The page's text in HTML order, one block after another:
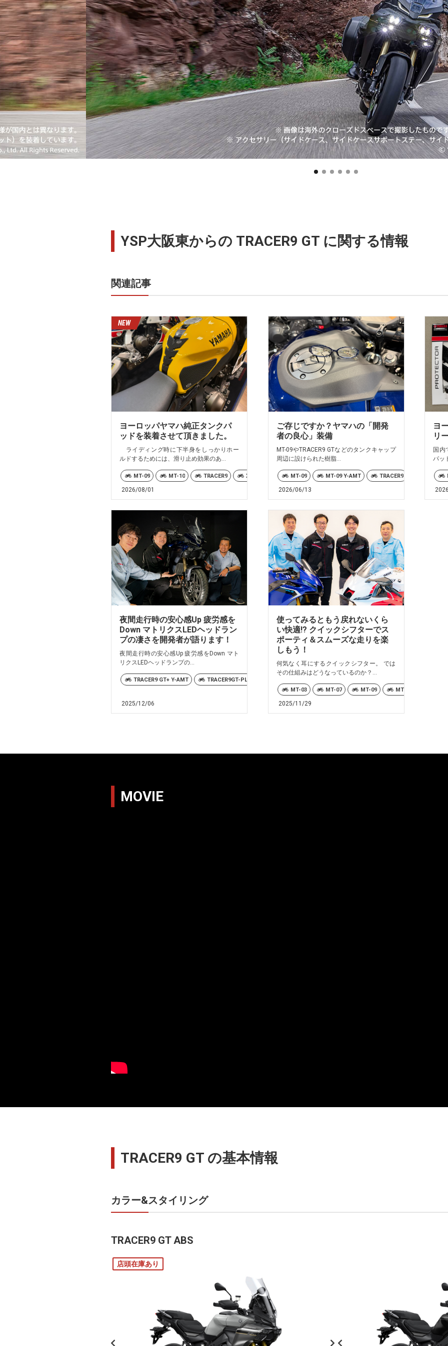
YSP大阪東からの TRACER9 GT に関する情報
関連記事
ヨーロッパヤマハ純正タンクパ
ッドを装着させて頂きました。
ライディング時に下半身をしっかりホー
ルドするためには、滑り止め効果のあ...
MT-09 MT-10 TRACER9 XSR900 XSR900GP
2026/08/01
ご存じですか？ヤマハの「開発
者の良心」装備
MT-09やTRACER9 GTなどのタンクキャップ
周辺に設けられた樹脂...
MT-09 MT-09 Y-AMT TRACER9
2026/06/13
ヨ
リ
国内
パッ
夜間走行時の安心感Up 疲労感を
Down マトリクスLEDヘッドラン
プの凄さを開発者が語ります！
夜間走行時の安心感Up 疲労感をDown マト
リクスLEDヘッドランプの...
TRACER9 GT+ Y-AMT TRACER9GT-PLUS
2025/12/06
使ってみるともう戻れないくら
い快適!? クイックシフターでス
ポーティ＆スムーズな走りを楽
しもう！
何気なく耳にするクイックシフター。 では
その仕組みはどうなっているのか？...
MT-03 MT-07 MT-09 MT-10
2025/11/29
MOVIE
TRACER9 GT の基本情報
カラー&スタイリング
TRACER9 GT ABS
店頭在庫あり